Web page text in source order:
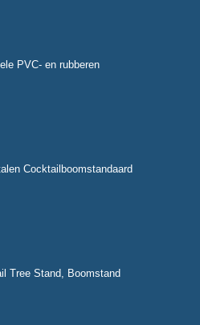
PVC- en rubberen
Cocktailboomstandaard
Tree Stand, Boomstand